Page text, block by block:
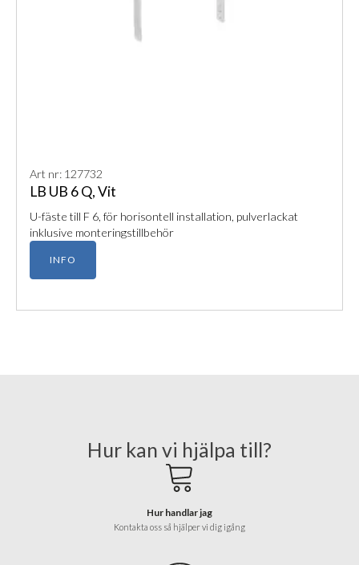
Art nr: 127732
LB UB 6 Q, Vit
U-fäste till F 6, för horisontell installation, pulverlackat
inklusive monteringstillbehör
INFO
Hur kan vi hjälpa till?
Hur handlar jag
Kontakta oss så hjälper vi dig igång